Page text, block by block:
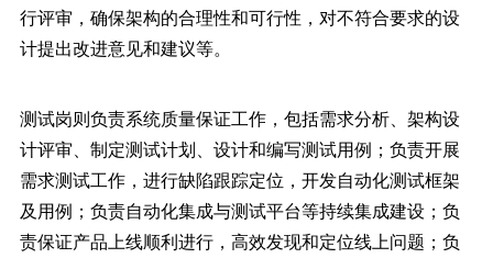
行评审，确保架构的合理性和可行性，对不符合要求的设
计提出改进意见和建议等。
测试岗则负责系统质量保证工作，包括需求分析、架构设
计评审、制定测试计划、设计和编写测试用例；负责开展
需求测试工作，进行缺陷跟踪定位，开发自动化测试框架
及用例；负责自动化集成与测试平台等持续集成建设；负
责保证产品上线顺利进行，高效发现和定位线上问题；负